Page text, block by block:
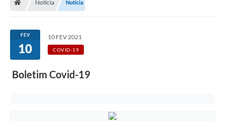
Notícia Notícia
FEV
10
10 FEV 2021
COVID-19
Boletim Covid-19